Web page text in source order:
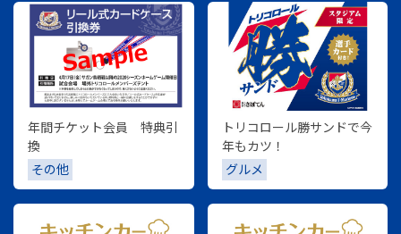
年間チケット会員 特典引
換
その他
トリコロール勝サンドで今
年もカツ！
グルメ